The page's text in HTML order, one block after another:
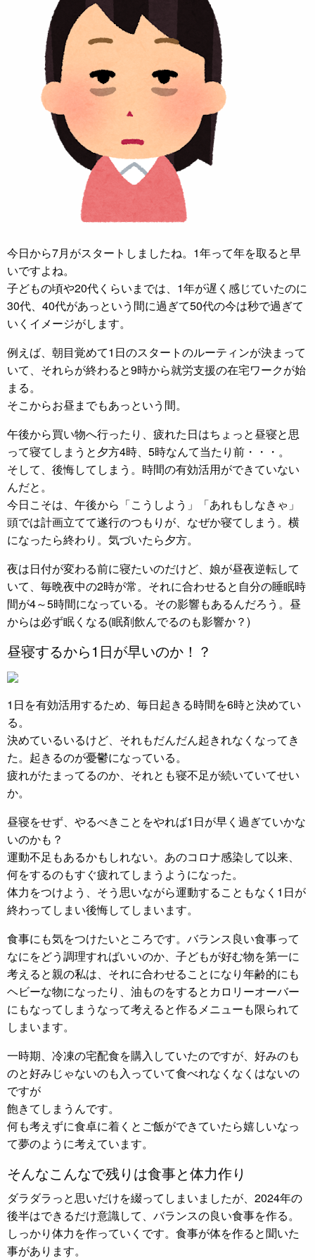
今日から7月がスタートしましたね。1年って年を取ると早
いですよね。
子どもの頃や20代くらいまでは、1年が遅く感じていたのに
30代、40代があっという間に過ぎて50代の今は秒で過ぎて
いくイメージがします。
例えば、朝目覚めて1日のスタートのルーティンが決まって
いて、それらが終わると9時から就労支援の在宅ワークが始
まる。
そこからお昼までもあっという間。
午後から買い物へ行ったり、疲れた日はちょっと昼寝と思
って寝てしまうと夕方4時、5時なんて当たり前・・・。
そして、後悔してしまう。時間の有効活用ができていない
んだと。
今日こそは、午後から「こうしよう」「あれもしなきゃ」
頭では計画立てて遂行のつもりが、なぜか寝てしまう。横
になったら終わり。気づいたら夕方。
夜は日付が変わる前に寝たいのだけど、娘が昼夜逆転して
いて、毎晩夜中の2時が常。それに合わせると自分の睡眠時
間が4～5時間になっている。その影響もあるんだろう。昼
からは必ず眠くなる(眠剤飲んでるのも影響か？)
昼寝するから1日が早いのか！？
1日を有効活用するため、毎日起きる時間を6時と決めてい
る。
決めているいるけど、それもだんだん起きれなくなってき
た。起きるのが憂鬱になっている。
疲れがたまってるのか、それとも寝不足が続いていてせい
か。
昼寝をせず、やるべきことをやれば1日が早く過ぎていかな
いのかも？
運動不足もあるかもしれない。あのコロナ感染して以来、
何をするのもすぐ疲れてしまうようになった。
体力をつけよう、そう思いながら運動することもなく1日が
終わってしまい後悔してしまいます。
食事にも気をつけたいところです。バランス良い食事って
なにをどう調理すればいいのか、子どもが好む物を第一に
考えると親の私は、それに合わせることになり年齢的にも
ヘビーな物になったり、油ものをするとカロリーオーバー
にもなってしまうなって考えると作るメニューも限られて
しまいます。
一時期、冷凍の宅配食を購入していたのですが、好みのも
のと好みじゃないのも入っていて食べれなくなくはないの
ですが
飽きてしまうんです。
何も考えずに食卓に着くとご飯ができていたら嬉しいなっ
て夢のように考えています。
そんなこんなで残りは食事と体力作り
ダラダラっと思いだけを綴ってしまいましたが、2024年の
後半はできるだけ意識して、バランスの良い食事を作る。
しっかり体力を作っていくです。食事が体を作ると聞いた
事があります。